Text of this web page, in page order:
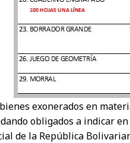
exonerados en
obligados a indicar
de la República